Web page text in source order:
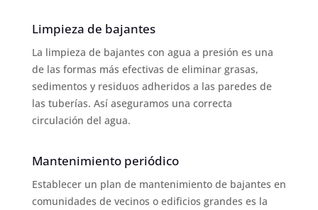
Limpieza de bajantes
La limpieza de bajantes con agua a presión es una
de las formas más efectivas de eliminar grasas,
sedimentos y residuos adheridos a las paredes de
las tuberías. Así aseguramos una correcta
circulación del agua.
Mantenimiento periódico
Establecer un plan de mantenimiento de bajantes en
comunidades de vecinos o edificios grandes es la